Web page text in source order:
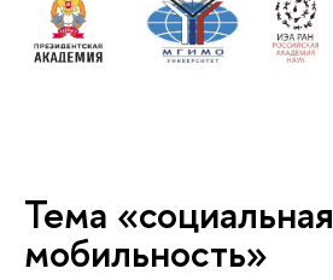
Тема «социальная
мобильность»